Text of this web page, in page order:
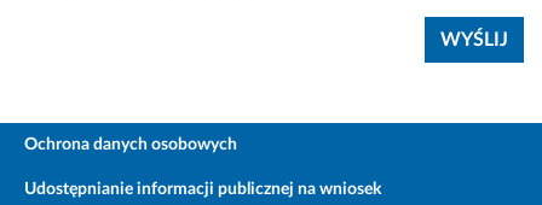
Ochrona danych osobowych
Udostępnianie informacji publicznej na wniosek